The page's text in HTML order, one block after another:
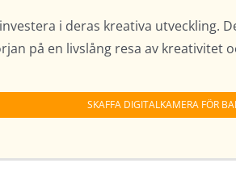
i deras kreativa utveckling.
på en livslång resa av kreativitet
SKAFFA DIGITALKAMERA FÖR